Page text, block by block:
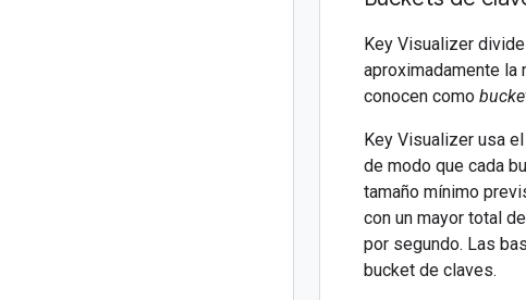
Key Visualizer
aproximadamente la
conocen como
Key Visualizer usa
de modo que cada
tamaño mínimo
con un mayor total
por segundo. Las
bucket de claves.